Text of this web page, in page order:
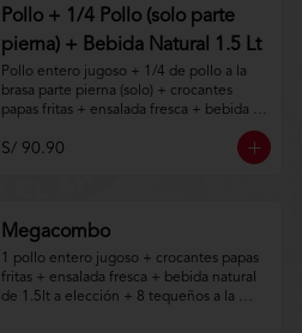
Pollo + 1/4 Pollo (solo parte
pierna) + Bebida Natural 1.5 Lt
Pollo entero jugoso + 1/4 de pollo a la
brasa parte pierna (solo) + crocantes
papas fritas + ensalada fresca + bebida
S/ 90.90
Megacombo
1 pollo entero jugoso + crocantes papas
fritas + ensalada fresca + bebida natural
de 1.5lt a elección + 8 tequeños a la